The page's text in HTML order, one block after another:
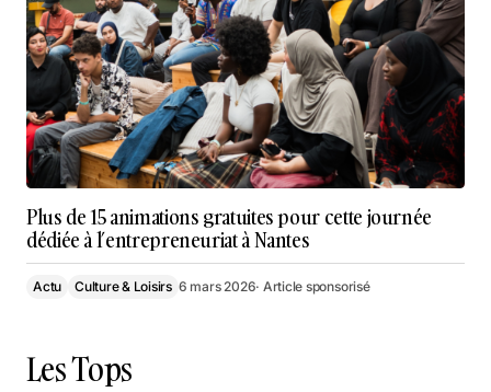
Plus de 15 animations gratuites pour cette journée
dédiée à l’entrepreneuriat à Nantes
Actu Culture & Loisirs 6 mars 2026· Article sponsorisé
Les Tops